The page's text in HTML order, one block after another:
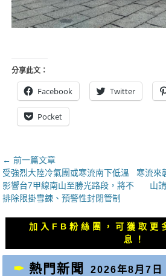
分享此文：
Facebook Twitter
Pocket
文
章
導
覽
← 前一篇文章
上
一
篇
受強烈大陸冷氣團或寒流南下低溫
影響台7甲線南山至勝光路段，將不
排除限掛雪鍊、預警性封閉管制
下
章：
寒流來
山
加入FB粉絲團，可獲取更
息！
熱門新聞 2026年8月7日